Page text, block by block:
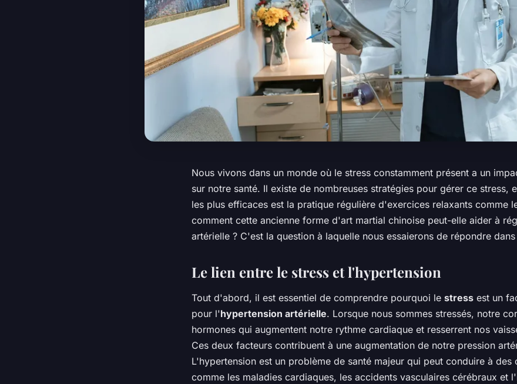
Nous vivons dans un monde où le stress constamment présent a un
sur notre santé. Il existe de nombreuses stratégies pour gérer ce stress,
les plus efficaces est la pratique régulière d'exercices relaxants comme
comment cette ancienne forme d'art martial chinoise peut-elle aider à
artérielle ? C'est la question à laquelle nous essaierons de répondre
Le lien entre le stress et l'hypertension
Tout d'abord, il est essentiel de comprendre pourquoi le stress est un
pour l'hypertension artérielle. Lorsque nous sommes stressés, notre
hormones qui augmentent notre rythme cardiaque et resserrent nos
Ces deux facteurs contribuent à une augmentation de notre pression
L'hypertension est un problème de santé majeur qui peut conduire à des
comme les maladies cardiaques, les accidents vasculaires cérébraux et